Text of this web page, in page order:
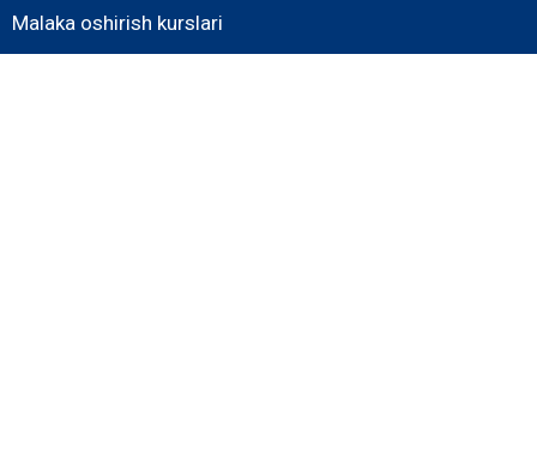
Malaka oshirish kurslari